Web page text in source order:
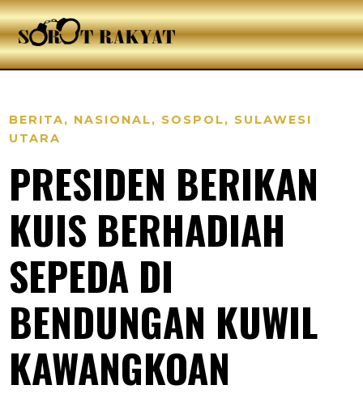
BERITA, NASIONAL, SOSPOL, SULAWESI
UTARA
PRESIDEN BERIKAN
KUIS BERHADIAH
SEPEDA DI
BENDUNGAN KUWIL
KAWANGKOAN